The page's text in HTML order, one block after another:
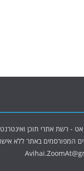
אט - רשת אתרי תוכן ואינטרנט
המפורסמים באתר ללא